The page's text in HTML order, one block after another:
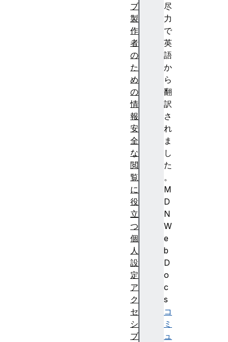
尽
力
で
英
語
か
ら
翻
訳
さ
れ
ま
し
た
。
M
D
N
W
e
b
D
o
c
s
コ
ミ
ュ
ブ
製
作
者
の
た
め
の
情
報
安
全
な
閲
覧
に
役
立
つ
個
人
設
定
ア
ク
セ
シ
ブ